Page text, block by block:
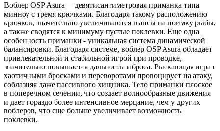
Воблер OSP Asura— девятисантиметровая приманка типа
минноу с тремя крючками. Благодаря такому расположению
крючков, значительно увеличиваются шансы на поимку рыбы,
а также сводятся к минимуму пустые поклевки. Еще одна
особенность приманки - уникальная система динамической
балансировки. Благодаря системе, воблер OSP Asura обладает
привлекательной и стабильной игрой при проводке,
значительно повышается дальность заброса. Рыскающая игра с
хаотичными бросками и переворотами провоцирует на атаку,
соблазняя даже пассивного хищника. Тело приманки плоское
в поперечном сечении, что создает волнообразные движения
и дает гораздо более интенсивное мерцание, чем у других
воблеров, что еще больше увеличивает возможность
поклевки.